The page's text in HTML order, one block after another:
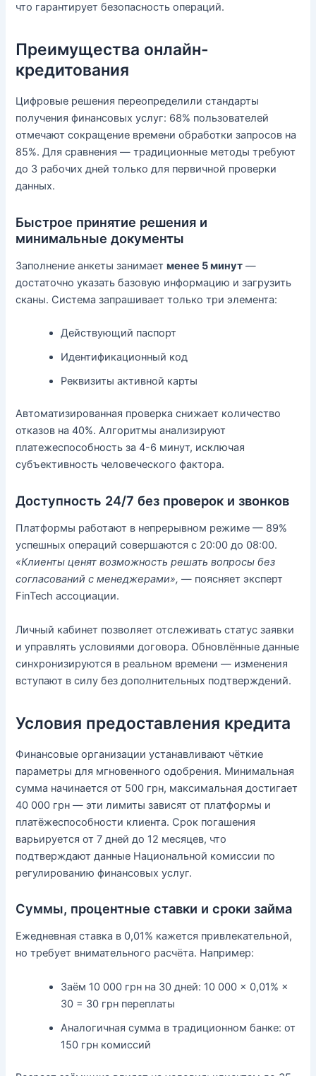
что гарантирует безопасность операций.
Преимущества онлайн-
кредитования
Цифровые решения переопределили стандарты
получения финансовых услуг: 68% пользователей
отмечают сокращение времени обработки запросов на
85%. Для сравнения — традиционные методы требуют
до 3 рабочих дней только для первичной проверки
данных.
Быстрое принятие решения и
минимальные документы
Заполнение анкеты занимаетменее 5 минут —
достаточно указать базовую информацию и загрузить
сканы. Система запрашивает только три элемента:
Действующий паспорт
Идентификационный код
Реквизиты активной карты
Автоматизированная проверка снижает количество
отказов на 40%. Алгоритмы анализируют
платежеспособность за 4-6 минут, исключая
субъективность человеческого фактора.
Доступность 24/7 без проверок и звонков
Платформы работают в непрерывном режиме — 89%
успешных операций совершаются с 20:00 до 08:00.
«Клиенты ценят возможность решать вопросы без
согласований с менеджерами», — поясняет эксперт
FinTech ассоциации.
Личный кабинет позволяет отслеживать статус заявки
и управлять условиями договора. Обновлённые данные
синхронизируются в реальном времени — изменения
вступают в силу без дополнительных подтверждений.
Условия предоставления кредита
Финансовые организации устанавливают чёткие
параметры для мгновенного одобрения. Минимальная
сумма начинается от 500 грн, максимальная достигает
40 000 грн — эти лимиты зависят от платформы и
платёжеспособности клиента. Срок погашения
варьируется от 7 дней до 12 месяцев, что
подтверждают данные Национальной комиссии по
регулированию финансовых услуг.
Суммы, процентные ставки и сроки займа
Ежедневная ставка в 0,01% кажется привлекательной,
но требует внимательного расчёта. Например:
Заём 10 000 грн на 30 дней: 10 000 × 0,01% ×
30 = 30 грн переплаты
Аналогичная сумма в традиционном банке: от
150 грн комиссий